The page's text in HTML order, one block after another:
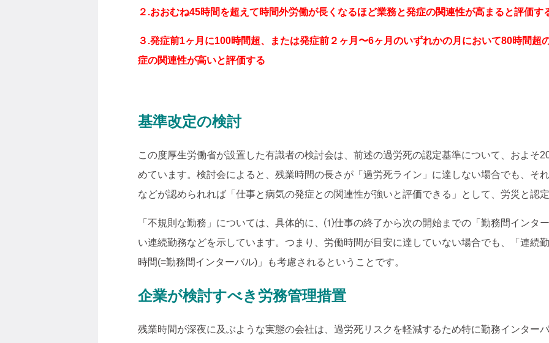
２.おおむね45時間を超えて時間外労働が長くなるほど業務と発症の関連性が高まると評価す
３.発症前1ヶ月に100時間超、または発症前２ヶ月〜6ヶ月のいずれかの月において80時間超
症の関連性が高いと評価する
基準改定の検討
この度厚生労働省が設置した有識者の検討会は、前述の過労死の認定基準について、およそ
めています。検討会によると、残業時間の長さが「過労死ライン」に達しない場合でも、そ
などが認められれば「仕事と病気の発症との関連性が強いと評価できる」として、労災と認
「不規則な勤務」については、具体的に、⑴仕事の終了から次の開始までの「勤務間インタ
い連続勤務などを示しています。つまり、労働時間が目安に達していない場合でも、「連続
時間(=勤務間インターバル)」も考慮されるということです。
企業が検討すべき労務管理措置
残業時間が深夜に及ぶような実態の会社は、過労死リスクを軽減するため特に勤務インター